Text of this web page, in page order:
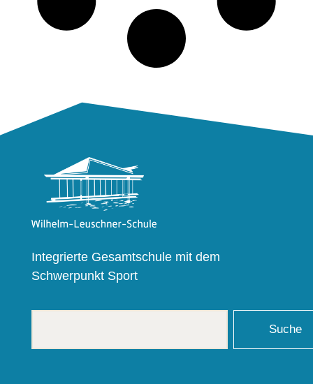
Integrierte Gesamtschule mit dem
Schwerpunkt Sport
Suche